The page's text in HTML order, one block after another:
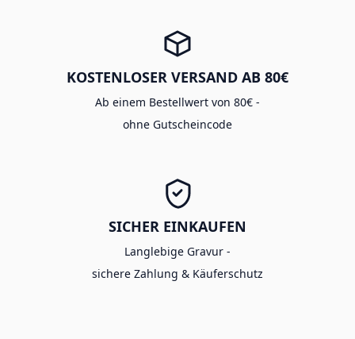
KOSTENLOSER VERSAND AB 80€
Ab einem Bestellwert von 80€ -
ohne Gutscheincode
SICHER EINKAUFEN
Langlebige Gravur -
sichere Zahlung & Käuferschutz